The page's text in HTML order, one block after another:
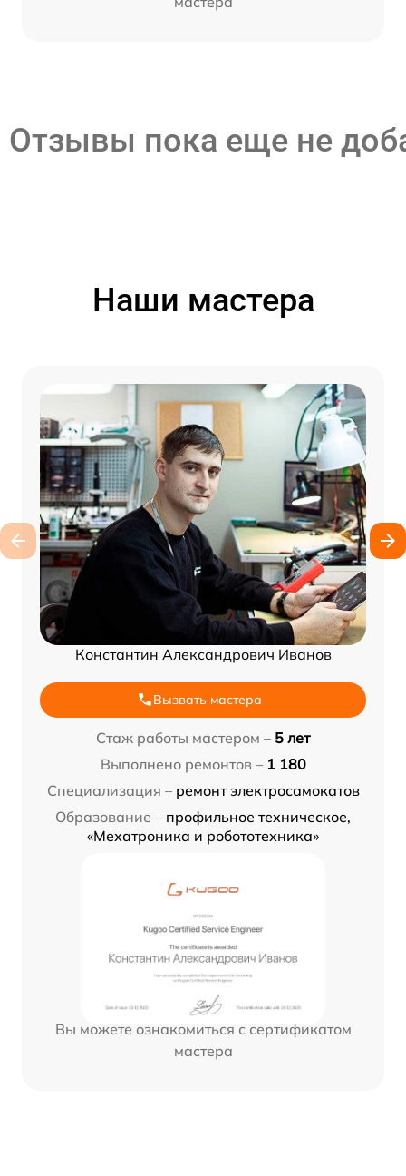
Отзывы пока еще не
Наши мастера
Константин Александрович Иванов
Вызвать мастера
Стаж работы мастером – 5 лет
Выполнено ремонтов – 1 180
Специализация – ремонт электросамокатов
Образование – профильное техническое,
«Мехатроника и робототехника»
Вы можете ознакомиться с сертификатом
мастера